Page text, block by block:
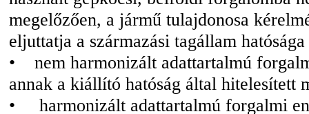
megelőzően, a jármű tulajdonosa
eljuttatja a származási tagállam
• nem harmonizált adattartalmú
annak a kiállító hatóság által hitelesített
• harmonizált adattartalmú forgalmi